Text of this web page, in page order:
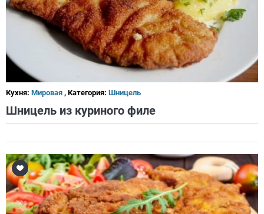
Кухня: Мировая , Категория: Шницель
Шницель из куриного филе